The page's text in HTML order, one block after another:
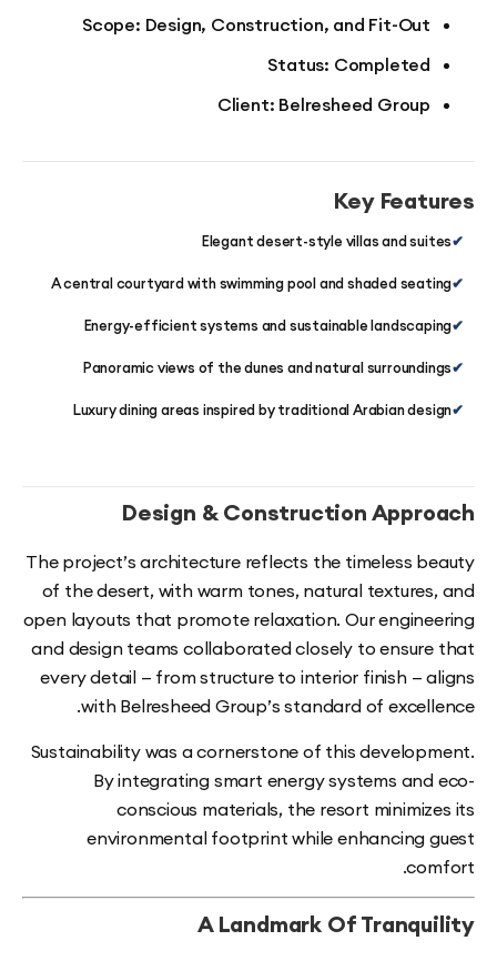
Scope: Design, Construction, and Fit-
Status:
Client: Belresheed
Key
Elegant desert-style villas and
A central courtyard with swimming pool and shaded
Energy-efficient systems and sustainable
Panoramic views of the dunes and natural
Luxury dining areas inspired by traditional Arabian
Design & Construction
The project’s architecture reflects the timeless
of the desert, with warm tones, natural
open layouts that promote relaxation. Our
and design teams collaborated closely to
every detail — from structure to interior finish —
with Belresheed Group’s standard of
Sustainability was a cornerstone of this
By integrating smart energy systems
conscious materials, the resort
environmental footprint while
A Landmark Of